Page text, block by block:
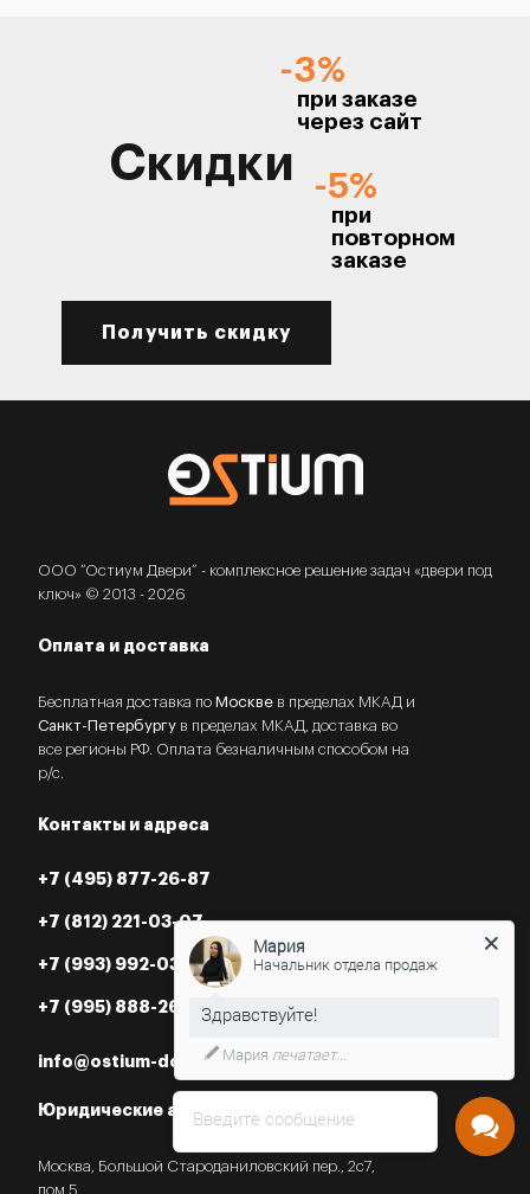
Скидки
-3%
при заказе
через сайт
-5%
при
повторном
заказе
Получить скидку
ООО “Остиум Двери” - комплексное решение задач «двери под
ключ» © 2013 - 2026
Оплата и доставка
Бесплатная доставка по Москве в пределах МКАД и
Санкт-Петербургу в пределах МКАД, доставка во
все регионы РФ. Оплата безналичным способом на
р/с.
Контакты и адреса
+7 (495) 877-26-87
+7 (812) 221-03-07
+7 (993) 992-03-07
+7 (995) 888-26-87
info@ostium-doors.ru
Юридические адреса в РФ
Москва, Большой Староданиловский пер., 2с7,
пом.5.
Введите сообщение
Мария
Начальник отдела продаж